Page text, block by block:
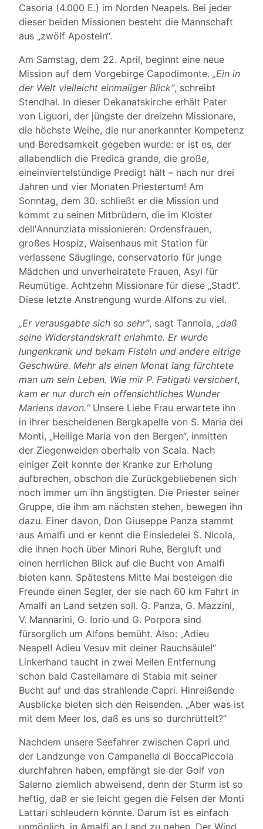
Casoria (4.000 E.) im Norden Neapels. Bei jeder
dieser beiden Missionen besteht die Mannschaft
aus „zwölf Aposteln“.
Am Samstag, dem 22. April, beginnt eine neue
Mission auf dem Vorgebirge Capodimonte. „Ein in
der Welt vielleicht einmaliger Blick“, schreibt
Stendhal. In dieser Dekanatskirche erhält Pater
von Liguori, der jüngste der dreizehn Missionare,
die höchste Weihe, die nur anerkannter Kompetenz
und Beredsamkeit gegeben wurde: er ist es, der
allabendlich die Predica grande, die große,
eineinviertelstündige Predigt hält – nach nur drei
Jahren und vier Monaten Priestertum! Am
Sonntag, dem 30. schließt er die Mission und
kommt zu seinen Mitbrüdern, die im Kloster
dell'Annunziata missionieren: Ordensfrauen,
großes Hospiz, Waisenhaus mit Station für
verlassene Säuglinge, conservatorio für junge
Mädchen und unverheiratete Frauen, Asyl für
Reumütige. Achtzehn Missionare für diese „Stadt“.
Diese letzte Anstrengung wurde Alfons zu viel.
„Er verausgabte sich so sehr“, sagt Tannoia, „daß
seine Widerstandskraft erlahmte. Er wurde
lungenkrank und bekam Fisteln und andere eitrige
Geschwüre. Mehr als einen Monat lang fürchtete
man um sein Leben. Wie mir P. Fatigati versichert,
kam er nur durch ein offensichtliches Wunder
Mariens davon.“Unsere Liebe Frau erwartete ihn
in ihrer bescheidenen Bergkapelle von S. Maria dei
Monti, „Heilige Maria von den Bergen“, inmitten
der Ziegenweiden oberhalb von Scala. Nach
einiger Zeit konnte der Kranke zur Erholung
aufbrechen, obschon die Zurückgebliebenen sich
noch immer um ihn ängstigten. Die Priester seiner
Gruppe, die ihm am nächsten stehen, bewegen ihn
dazu. Einer davon, Don Giuseppe Panza stammt
aus Amalfi und er kennt die Einsiedelei S. Nicola,
die ihnen hoch über Minori Ruhe, Bergluft und
einen herrlichen Blick auf die Bucht von Amalfi
bieten kann. Spätestens Mitte Mai besteigen die
Freunde einen Segler, der sie nach 60 km Fahrt in
Amalfi an Land setzen soll. G. Panza, G. Mazzini,
V. Mannarini, G. Iorio und G. Porpora sind
fürsorglich um Alfons bemüht. Also: „Adieu
Neapel! Adieu Vesuv mit deiner Rauchsäule!“
Linkerhand taucht in zwei Meilen Entfernung
schon bald Castellamare di Stabia mit seiner
Bucht auf und das strahlende Capri. Hinreißende
Ausblicke bieten sich den Reisenden. „Aber was ist
mit dem Meer los, daß es uns so durchrüttelt?“
Nachdem unsere Seefahrer zwischen Capri und
der Landzunge von Campanella di BoccaPiccola
durchfahren haben, empfängt sie der Golf von
Salerno ziemlich abweisend, denn der Sturm ist so
heftig, daß er sie leicht gegen die Felsen der Monti
Lattari schleudern könnte. Darum ist es einfach
unmöglich, in Amalfi an Land zu gehen. Der Wind